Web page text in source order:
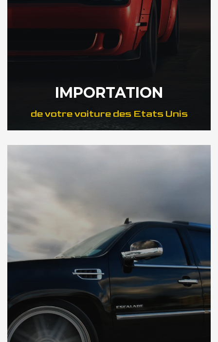
IMPORTATION
de votre voiture des Etats Unis